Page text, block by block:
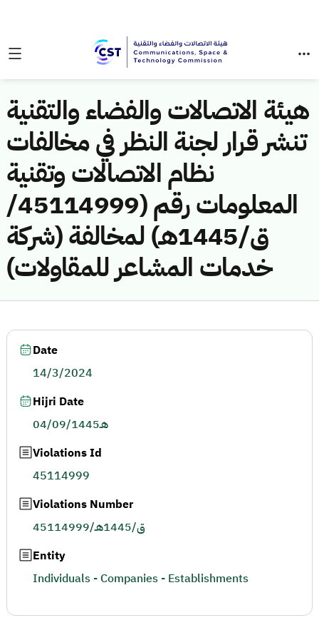
هيئة الاتصالات والفضاء والتقنية
تنشر قرار لجنة النظر في مخالفات
نظام الاتصالات وتقنية
المعلومات رقم (45114999/
ق/1445هـ) لمخالفة (شركة
خدمات المشاعر للمقاولات)
Date
14/3/2024
Hijri Date
04/09/1445هـ
Violations Id
45114999
Violations Number
45114999/ق/1445هـ
Entity
Individuals - Companies - Establishments